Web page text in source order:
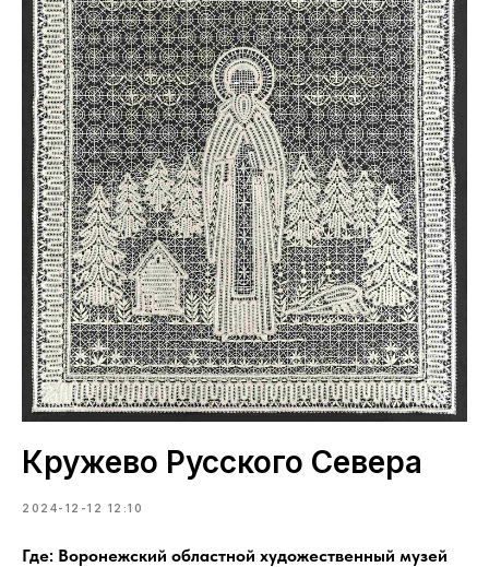
Кружево Русского Севера
2024-12-12 12:10
Где: Воронежский областной художественный музей